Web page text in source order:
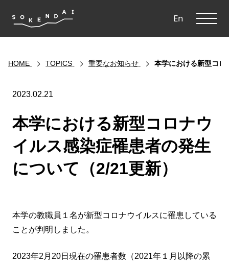
En
HOME TOPICS 重要なお知らせ 本学における新型コ
2023.02.21
本学における新型コロナウ
イルス感染症罹患者の発生
について（2/21更新）
本学の教職員１名が新型コロナウイルスに罹患している
ことが判明しました。
2023年2月20日現在の罹患者数（2021年１月以降の累